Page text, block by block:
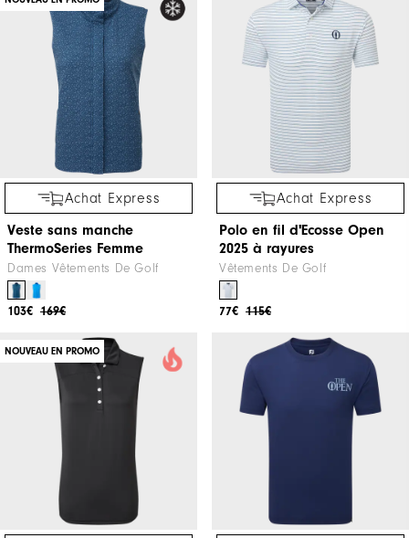
Achat Express
Veste sans manche
ThermoSeries Femme
Dames Vêtements De Golf
169€
103€
Achat Express
Polo en fil d'Ecosse Open
2025 à rayures
Vêtements De Golf
115€
77€
NOUVEAU EN PROMO